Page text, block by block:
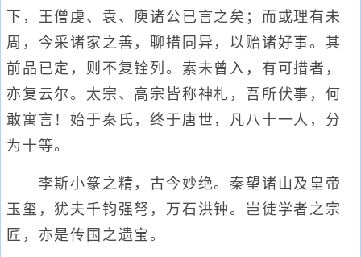
下，王僧虔、袁、庾诸公已言之矣；而或理有未
周，今采诸家之善，聊措同异，以贻诸好事。其
前品已定，则不复铨列。素未曾入，有可措者，
亦复云尔。太宗、高宗皆称神札，吾所伏事，何
敢寓言！始于秦氏，终于唐世，凡八十一人，分
为十等。
李斯小篆之精，古今妙绝。秦望诸山及皇帝
玉玺，犹夫千钧强弩，万石洪钟。岂徒学者之宗
匠，亦是传国之遗宝。